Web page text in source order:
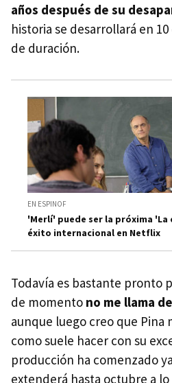
años después de su
historia se desarrollará en
de duración.
EN ESPINOF
'Merlí' puede ser la próxima 'La
éxito internacional en Netflix
Todavía es bastante pronto
de momento no me llama
aunque luego creo que Pina
como suele hacer con su
producción ha comenzado
extenderá hasta octubre a lo